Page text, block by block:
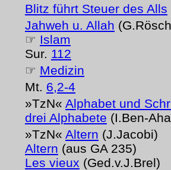
Blitz führt Steuer des Alls
Jahweh u. Allah
☞ Islam
Sur. 112
☞ Medizin
Mt. 6,2-4
»TzN« Alphabet und
drei Alphabete (I.Ben-
»TzN« Altern (J.Jacobi)
Altern (aus GA 235)
Les vieux (Ged.v.J.Brel)